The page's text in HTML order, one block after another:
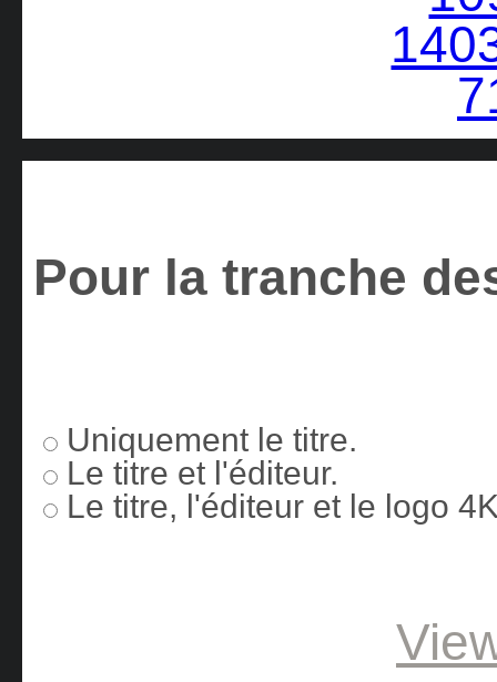
Pour la tranche
Uniquement le titre.
Le titre et l'éditeur.
Le titre, l'éditeur et le logo